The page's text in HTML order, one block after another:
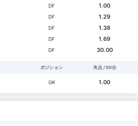
DF
1.00
DF
1.29
DF
1.38
DF
1.69
DF 30.00
ポジション 失点 / 90分
GK 1.00